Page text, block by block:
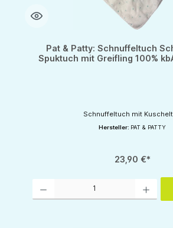
Pat & Patty: Schnuffeltuch
Spuktuch mit Greifling 100%
Schnuffeltuch mit
Hersteller: PAT & PATTY
23,90 €*